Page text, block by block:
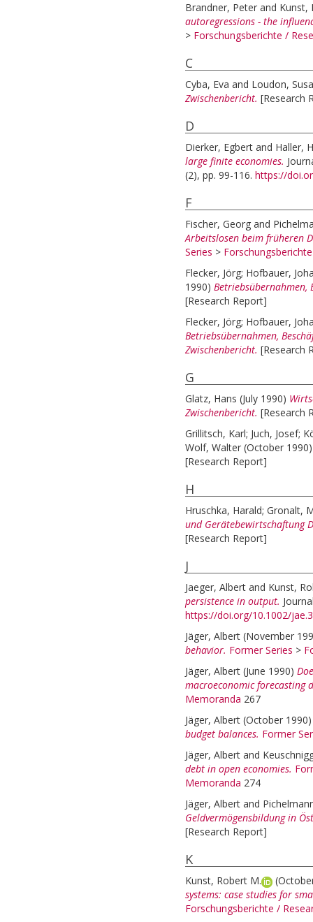
Brandner, Peter and Kunst,
autoregressions - the
> Forschungsberichte /
C
Cyba, Eva and Loudon,
Zwischenbericht. [Research
D
Dierker, Egbert and Haller,
large finite economies.
(2), pp. 99-116. https://
F
Fischer, Georg and
Arbeitslosen beim früheren
Series >
Flecker, Jörg; Hofbauer,
1990) Betriebsübernahmen,
[Research Report]
Flecker, Jörg; Hofbauer,
Betriebsübernahmen,
Zwischenbericht. [Research
G
Glatz, Hans (July 1990)
Zwischenbericht. [Research
Grillitsch, Karl; Juch, Josef;
Wolf, Walter (October
[Research Report]
H
Hruschka, Harald; Gronalt,
und Gerätebewirtschaftung
[Research Report]
J
Jaeger, Albert and Kunst,
persistence in output.
https://doi.org/10.1002/
Jäger, Albert (November
behavior. Former Series >
Jäger, Albert (June 1990)
macroeconomic forecasting
Memoranda 267
Jäger, Albert (October
budget balances. Former
Jäger, Albert and
debt in open economies.
Memoranda 274
Jäger, Albert and
Geldvermögensbildung in
[Research Report]
K
Kunst, Robert M.
systems: case studies for
Forschungsberichte /